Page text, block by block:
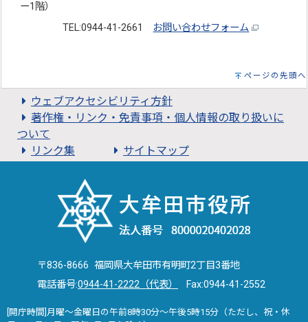
ー1階）
TEL:0944-41-2661
お問い合わせフォーム
ページの先頭へ
ウェブアクセシビリティ方針
著作権・リンク・免責事項・個人情報の取り扱いに
ついて
リンク集
サイトマップ
〒836-8666 福岡県大牟田市有明町2丁目3番地
電話番号:0944-41-2222（代表） Fax:0944-41-2552
[開庁時間]月曜～金曜日の午前8時30分～午後5時15分（ただし、祝・休